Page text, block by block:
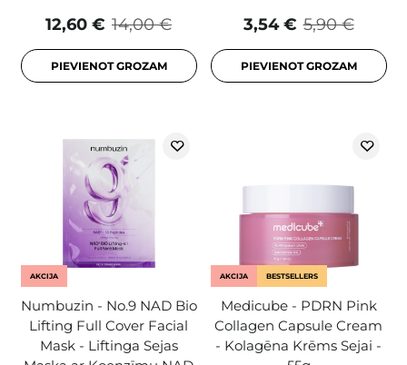
14,00 €
12,60 €
PIEVIENOT GROZAM
5,90 €
3,54 €
PIEVIENOT GROZAM
AKCIJA
Numbuzin - No.9 NAD Bio
Lifting Full Cover Facial
Mask - Liftinga Sejas
AKCIJA BESTSELLERS
Medicube - PDRN Pink
Collagen Capsule Cream
- Kolagēna Krēms Sejai -